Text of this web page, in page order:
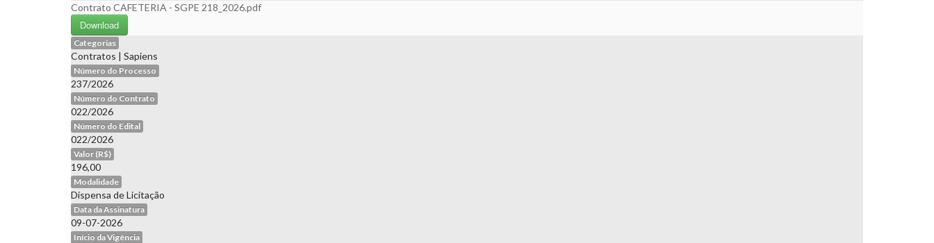
Contrato CAFETERIA - SGPE 218_2026.pdf
Download
Categorias
Contratos | Sapiens
Número do Processo
237/2026
Número do Contrato
022/2026
Número do Edital
022/2026
Valor (R$)
196,00
Modalidade
Dispensa de Licitação
Data da Assinatura
09-07-2026
Início da Vigência